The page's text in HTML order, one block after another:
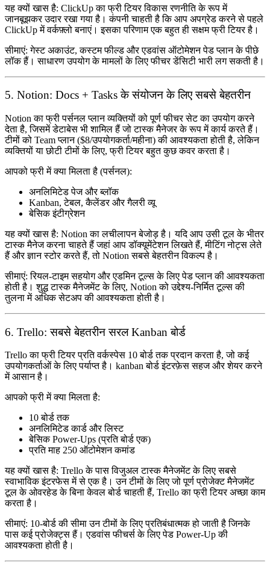
यह क्यों खास है: ClickUp का फ्री टियर विकास रणनीति के रूप में
जानबूझकर उदार रखा गया है। कंपनी चाहती है कि आप अपग्रेड करने से पहले
ClickUp में वर्कफ़्लो बनाएं। इसका परिणाम एक बहुत ही सक्षम फ्री टियर है।
सीमाएं: गेस्ट अकाउंट, कस्टम फील्ड और एडवांस ऑटोमेशन पेड प्लान के पीछे
लॉक हैं। साधारण उपयोग के मामलों के लिए फीचर डेंसिटी भारी लग सकती है।
5. Notion: Docs + Tasks के संयोजन के लिए सबसे बेहतरीन
Notion का फ्री पर्सनल प्लान व्यक्तियों को पूर्ण फीचर सेट का उपयोग करने
देता है, जिसमें डेटाबेस भी शामिल हैं जो टास्क मैनेजर के रूप में कार्य करते हैं।
टीमों को Team प्लान ($8/उपयोगकर्ता/महीना) की आवश्यकता होती है, लेकिन
व्यक्तियों या छोटी टीमों के लिए, फ्री टियर बहुत कुछ कवर करता है।
आपको फ्री में क्या मिलता है (पर्सनल):
अनलिमिटेड पेज और ब्लॉक
Kanban, टेबल, कैलेंडर और गैलरी व्यू
बेसिक इंटीग्रेशन
यह क्यों खास है: Notion का लचीलापन बेजोड़ है। यदि आप उसी टूल के भीतर
टास्क मैनेज करना चाहते हैं जहां आप डॉक्यूमेंटेशन लिखते हैं, मीटिंग नोट्स लेते
हैं और ज्ञान स्टोर करते हैं, तो Notion सबसे बेहतरीन विकल्प है।
सीमाएं: रियल-टाइम सहयोग और एडमिन टूल्स के लिए पेड प्लान की आवश्यकता
होती है। शुद्ध टास्क मैनेजमेंट के लिए, Notion को उद्देश्य-निर्मित टूल्स की
तुलना में अधिक सेटअप की आवश्यकता होती है।
6. Trello: सबसे बेहतरीन सरल Kanban बोर्ड
Trello का फ्री टियर प्रति वर्कस्पेस 10 बोर्ड तक प्रदान करता है, जो कई
उपयोगकर्ताओं के लिए पर्याप्त है। kanban बोर्ड इंटरफ़ेस सहज और शेयर करने
में आसान है।
आपको फ्री में क्या मिलता है:
10 बोर्ड तक
अनलिमिटेड कार्ड और लिस्ट
बेसिक Power-Ups (प्रति बोर्ड एक)
प्रति माह 250 ऑटोमेशन कमांड
यह क्यों खास है: Trello के पास विजुअल टास्क मैनेजमेंट के लिए सबसे
स्वाभाविक इंटरफेस में से एक है। उन टीमों के लिए जो पूर्ण प्रोजेक्ट मैनेजमेंट
टूल के ओवरहेड के बिना केवल बोर्ड चाहती हैं, Trello का फ्री टियर अच्छा काम
करता है।
सीमाएं: 10-बोर्ड की सीमा उन टीमों के लिए प्रतिबंधात्मक हो जाती है जिनके
पास कई प्रोजेक्ट्स हैं। एडवांस फीचर्स के लिए पेड Power-Up की
आवश्यकता होती है।